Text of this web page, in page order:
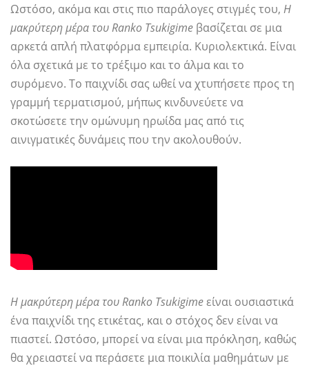
Ωστόσο, ακόμα και στις πιο παράλογες στιγμές του, Η
μακρύτερη μέρα του Ranko Tsukigime βασίζεται σε μια
αρκετά απλή πλατφόρμα εμπειρία. Κυριολεκτικά. Είναι
όλα σχετικά με το τρέξιμο και το άλμα και το
συρόμενο. Το παιχνίδι σας ωθεί να χτυπήσετε προς τη
γραμμή τερματισμού, μήπως κινδυνεύετε να
σκοτώσετε την ομώνυμη ηρωίδα μας από τις
αινιγματικές δυνάμεις που την ακολουθούν.
Η μακρύτερη μέρα του Ranko Tsukigimeείναι ουσιαστικά
ένα παιχνίδι της ετικέτας, και ο στόχος δεν είναι να
πιαστεί. Ωστόσο, μπορεί να είναι μια πρόκληση, καθώς
θα χρειαστεί να περάσετε μια ποικιλία μαθημάτων με